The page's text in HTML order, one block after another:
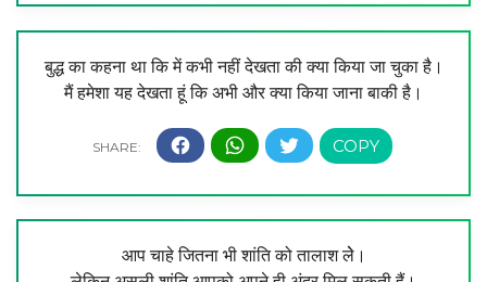
बुद्ध का कहना था कि में कभी नहीं देखता की क्या किया जा चुका है।
मैं हमेशा यह देखता हूं कि अभी और क्या किया जाना बाकी है।
आप चाहे जितना भी शांति को तालाश लेे।